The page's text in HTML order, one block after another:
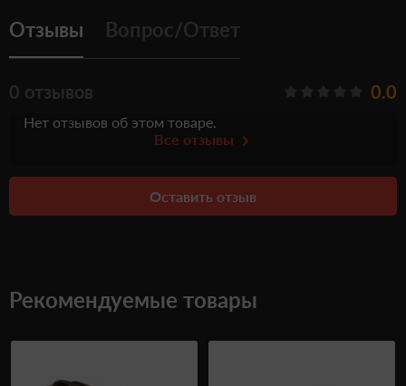
Отзывы Вопрос/Ответ
0 отзывов 0.0
Нет отзывов об этом товаре.
Все отзывы
Оставить отзыв
Рекомендуемые товары